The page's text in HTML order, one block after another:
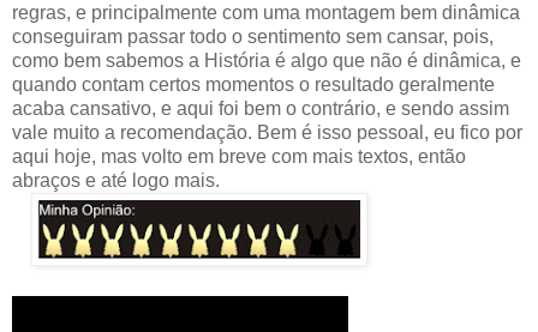
regras, e principalmente com uma montagem bem dinâmica
conseguiram passar todo o sentimento sem cansar, pois,
como bem sabemos a História é algo que não é dinâmica, e
quando contam certos momentos o resultado geralmente
acaba cansativo, e aqui foi bem o contrário, e sendo assim
vale muito a recomendação. Bem é isso pessoal, eu fico por
aqui hoje, mas volto em breve com mais textos, então
abraços e até logo mais.